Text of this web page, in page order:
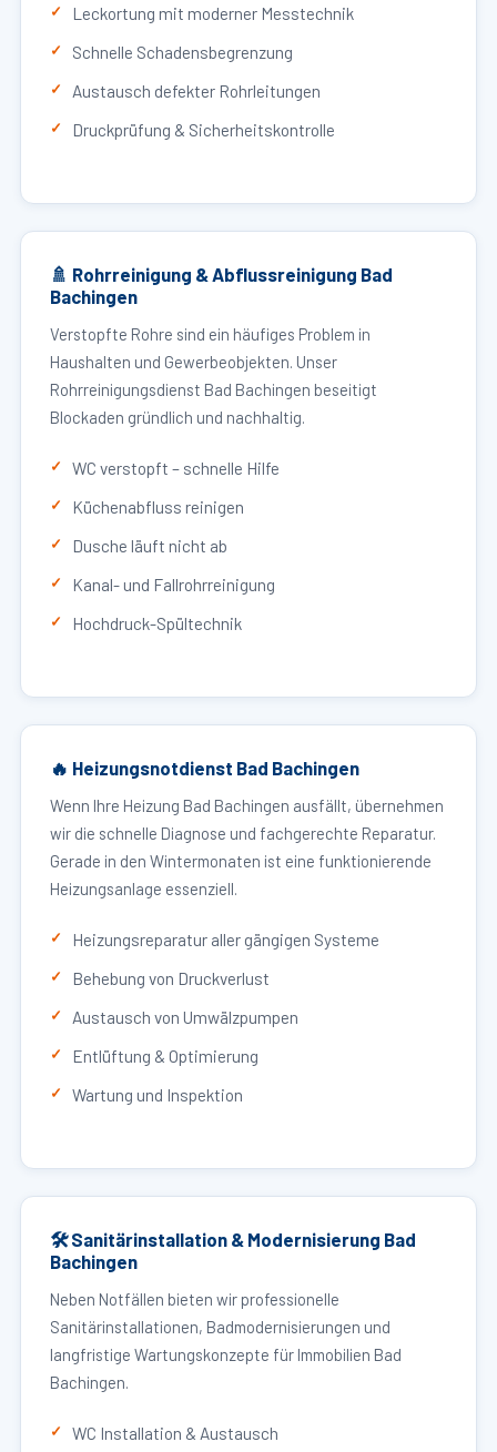
Leckortung mit moderner Messtechnik
Schnelle Schadensbegrenzung
Austausch defekter Rohrleitungen
Druckprüfung & Sicherheitskontrolle
🚿 Rohrreinigung & Abflussreinigung Bad
Bachingen
Verstopfte Rohre sind ein häufiges Problem in
Haushalten und Gewerbeobjekten. Unser
Rohrreinigungsdienst Bad Bachingen beseitigt
Blockaden gründlich und nachhaltig.
WC verstopft – schnelle Hilfe
Küchenabfluss reinigen
Dusche läuft nicht ab
Kanal- und Fallrohrreinigung
Hochdruck-Spültechnik
🔥 Heizungsnotdienst Bad Bachingen
Wenn Ihre Heizung Bad Bachingen ausfällt, übernehmen
wir die schnelle Diagnose und fachgerechte Reparatur.
Gerade in den Wintermonaten ist eine funktionierende
Heizungsanlage essenziell.
Heizungsreparatur aller gängigen Systeme
Behebung von Druckverlust
Austausch von Umwälzpumpen
Entlüftung & Optimierung
Wartung und Inspektion
🛠 Sanitärinstallation & Modernisierung Bad
Bachingen
Neben Notfällen bieten wir professionelle
Sanitärinstallationen, Badmodernisierungen und
langfristige Wartungskonzepte für Immobilien Bad
Bachingen.
WC Installation & Austausch